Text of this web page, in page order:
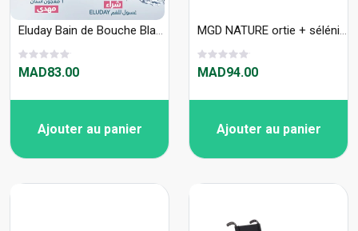
Eluday Bain de Bouche Blancheur 500ml Achete + ELGYDIUM DENTIFRICE PLAQUE & GENCIVES 75ML Offert
MAD83.00
Ajouter au panier
MGD NATURE ortie + sélénium 120 gélules
MAD94.00
Ajouter au panier